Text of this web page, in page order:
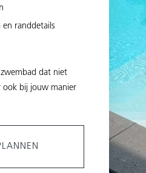
en randdetails
dat niet
ook bij jouw manier